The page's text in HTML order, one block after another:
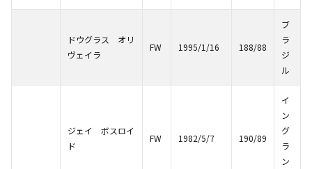
ドウグラス オリ
ヴェイラ
FW 1995/1/16 188/88
ブ
ラ
ジ
ル
ジェイ ボスロイ
ド
FW 1982/5/7 190/89
イ
ン
グ
ラ
ン